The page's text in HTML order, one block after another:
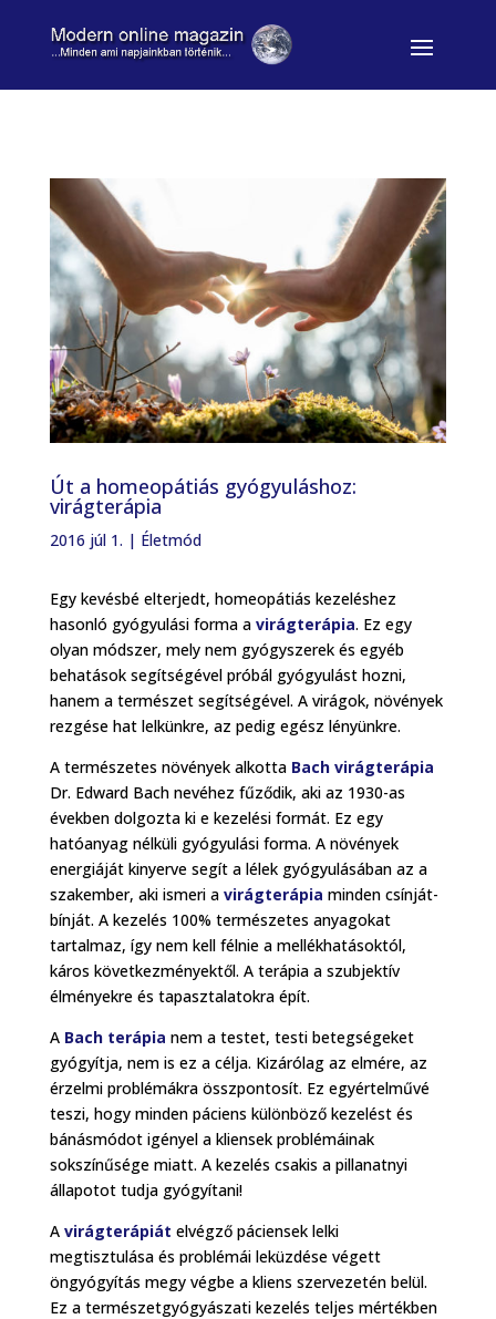
Út a homeopátiás gyógyuláshoz:
virágterápia
2016 júl 1. | Életmód
Egy kevésbé elterjedt, homeopátiás kezeléshez
hasonló gyógyulási forma a virágterápia. Ez egy
olyan módszer, mely nem gyógyszerek és egyéb
behatások segítségével próbál gyógyulást hozni,
hanem a természet segítségével. A virágok, növények
rezgése hat lelkünkre, az pedig egész lényünkre.
A természetes növények alkotta Bach virágterápia
Dr. Edward Bach nevéhez fűződik, aki az 1930-as
években dolgozta ki e kezelési formát. Ez egy
hatóanyag nélküli gyógyulási forma. A növények
energiáját kinyerve segít a lélek gyógyulásában az a
szakember, aki ismeri a virágterápia minden csínját-
bínját. A kezelés 100% természetes anyagokat
tartalmaz, így nem kell félnie a mellékhatásoktól,
káros következményektől. A terápia a szubjektív
élményekre és tapasztalatokra épít.
A Bach terápia nem a testet, testi betegségeket
gyógyítja, nem is ez a célja. Kizárólag az elmére, az
érzelmi problémákra összpontosít. Ez egyértelművé
teszi, hogy minden páciens különböző kezelést és
bánásmódot igényel a kliensek problémáinak
sokszínűsége miatt. A kezelés csakis a pillanatnyi
állapotot tudja gyógyítani!
A virágterápiát elvégző páciensek lelki
megtisztulása és problémái leküzdése végett
öngyógyítás megy végbe a kliens szervezetén belül.
Ez a természetgyógyászati kezelés teljes mértékben